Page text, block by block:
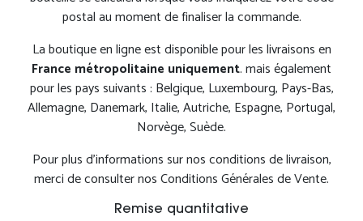
postal au moment de finaliser la commande.
La boutique en ligne est disponible pour les livraisons en
France métropolitaine uniquement. mais également
pour les pays suivants : Belgique, Luxembourg, Pays-Bas,
Allemagne, Danemark, Italie, Autriche, Espagne, Portugal,
Norvège, Suède.
Pour plus d'informations sur nos conditions de livraison,
merci de consulter nos Conditions Générales de Vente.
Remise quantitative